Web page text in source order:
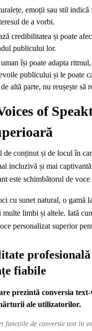
emoții sau stil
de a vorbi.
credibilitatea și poate
publicului lor.
își poate adapta
publicului și le poate
altă parte, nu reușește să
of
de conținut și de locul în
incluzivă și mai
este schimbătorul de
cu sunet natural, o gamă
multe limbi și altele. Iată
personalizat superior
fiabile
funcțiile de conversie text în